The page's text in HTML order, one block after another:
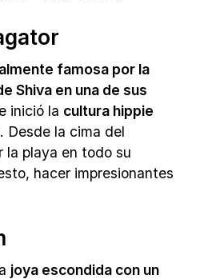
famosa por la
Shiva en una de sus
inició la cultura hippie
Desde la cima del
la playa en todo su
hacer impresionantes
joya escondida con un